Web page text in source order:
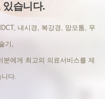
있습니다.
내시경, 복강경, 맘모톰, 무
기,
에게 최고의 의료서비스를 제
다.